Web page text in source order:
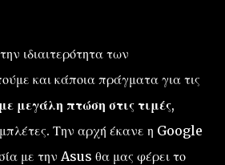
ιδιαιτερότητα των
και κάποια πράγματα για τις
μεγάλη πτώση στις τιμές,
Την αρχή έκανε η Google
με την Asus θα μας φέρει το